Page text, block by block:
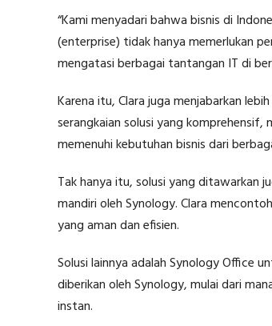
“Kami menyadari bahwa bisnis di
(enterprise) tidak hanya memerlukan
mengatasi berbagai tantangan IT di
Karena itu, Clara juga menjabarkan
serangkaian solusi yang
memenuhi kebutuhan bisnis dari
Tak hanya itu, solusi yang ditawarkan
mandiri oleh Synology. Clara
yang aman dan efisien.
Solusi lainnya adalah Synology Office
diberikan oleh Synology, mulai dari
instan.